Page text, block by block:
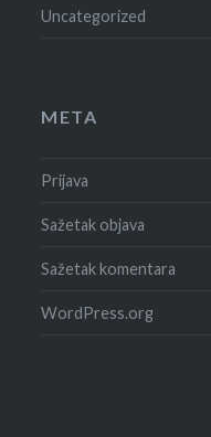
Uncategorized
META
Prijava
Sažetak objava
Sažetak komentara
WordPress.org